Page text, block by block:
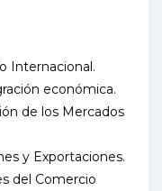
Internacional.
económica.
de los Mercados
y Exportaciones.
del Comercio